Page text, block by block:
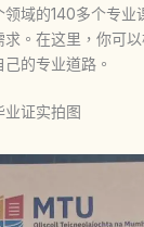
域的140多个专业
。在这里，你可
的专业道路。
证实拍图